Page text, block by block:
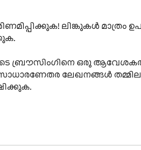
ലിങ്കുകൾ മാത്രം
ഒരു
സാധാരണേതര ലേഖനങ്ങൾ
നാവിഗേറ്റ് ചെയ്യുക